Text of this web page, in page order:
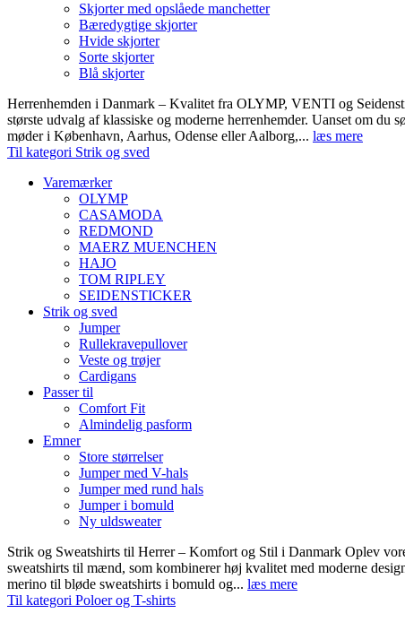
Skjorter med opslåede manchetter
Bæredygtige skjorter
Hvide skjorter
Sorte skjorter
Blå skjorter
Herrenhemden i Danmark – Kvalitet fra OLYMP, VENTI og
største udvalg af klassiske og moderne herrenhemder. Uanset om du
møder i København, Aarhus, Odense eller Aalborg,... læs mere
Til kategori Strik og sved
Varemærker
OLYMP
CASAMODA
REDMOND
MAERZ MUENCHEN
HAJO
TOM RIPLEY
SEIDENSTICKER
Strik og sved
Jumper
Rullekravepullover
Veste og trøjer
Cardigans
Passer til
Comfort Fit
Almindelig pasform
Emner
Store størrelser
Jumper med V-hals
Jumper med rund hals
Jumper i bomuld
Ny uldsweater
Strik og Sweatshirts til Herrer – Komfort og Stil i Danmark Oplev
sweatshirts til mænd, som kombinerer høj kvalitet med moderne
merino til bløde sweatshirts i bomuld og... læs mere
Til kategori Poloer og T-shirts